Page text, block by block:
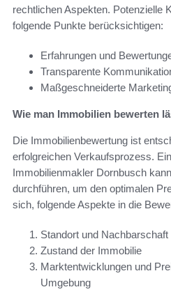
rechtlichen Aspekten. Potenzielle
folgende Punkte berücksichtigen:
Erfahrungen und
Transparente
Maßgeschneiderte
Wie man Immobilien bewerten
Die Immobilienbewertung ist
erfolgreichen Verkaufsprozess.
Immobilienmakler Dornbusch
durchführen, um den optimalen
sich, folgende Aspekte in die
Standort und Nachbarschaft
Zustand der Immobilie
Marktentwicklungen und
Umgebung